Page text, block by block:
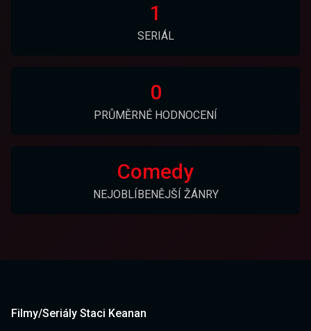
1
SERIÁL
0
PRŮMĚRNÉ HODNOCENÍ
Comedy
NEJOBLÍBENĚJŠÍ ŽÁNRY
Filmy/Seriály Staci Keanan